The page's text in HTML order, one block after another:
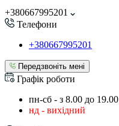
+380667995201
Телефони
+380667995201
Передзвоніть мені
Графік роботи
пн-сб - з 8.00 до 19.00
нд - вихідний